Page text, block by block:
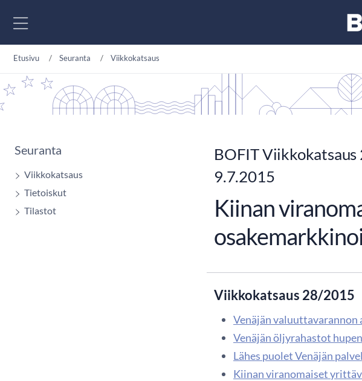
Etusivu Seuranta Viikkokatsaus
Seuranta
Viikkokatsaus
Tietoiskut
Tilastot
BOFIT
9.7.2015
Kiinan
Viikkokatsaus 28/2015
Venäjän
Venäjän öljyrahastot
Lähes puolet Venäjän
Kiinan viranomaiset